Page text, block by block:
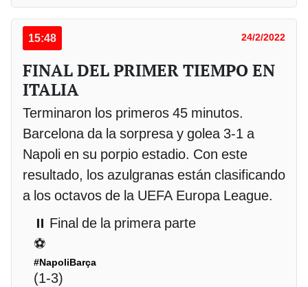
15:48 24/2/2022
FINAL DEL PRIMER TIEMPO EN
ITALIA
Terminaron los primeros 45 minutos.
Barcelona da la sorpresa y golea 3-1 a
Napoli en su porpio estadio. Con este
resultado, los azulgranas están clasificando
a los octavos de la UEFA Europa League.
⏸ Final de la primera parte
⚽
#NapoliBarça
(1-3)